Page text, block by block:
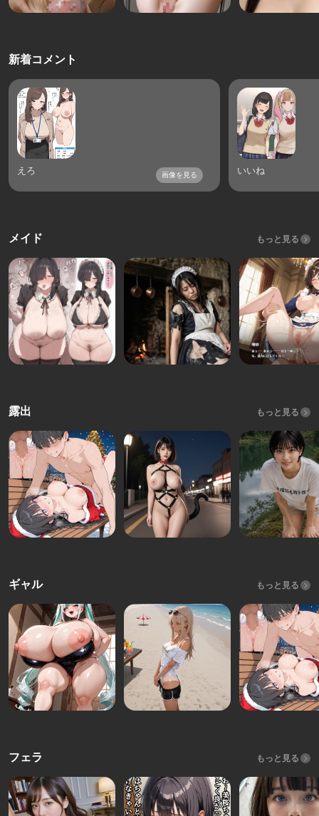
新着コメント
えろ 画像を見る いいね
メイド もっと見る
露出 もっと見る
ギャル もっと見る
フェラ もっと見る